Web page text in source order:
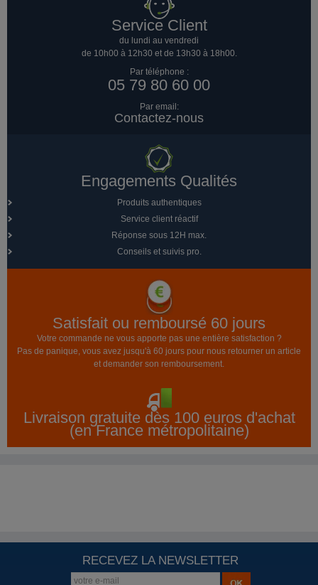
Service Client
du lundi au vendredi
de 10h00 à 12h30 et de 13h30 à 18h00.
Par téléphone :
05 79 80 60 00
Par email:
Contactez-nous
Engagements Qualités
Produits authentiques
Service client réactif
Réponse sous 12H max.
Conseils et suivis pro.
Satisfait ou remboursé 60 jours
Votre commande ne vous apporte pas une entière satisfaction ?
Pas de panique, vous avez jusqu'à 60 jours pour nous retourner un article
et demander son remboursement.
Livraison gratuite dès 100 euros d'achat
(en France métropolitaine)
RECEVEZ LA NEWSLETTER